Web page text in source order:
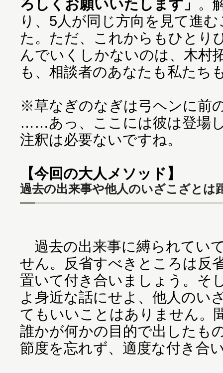
ろしくお願いいたします」 。
り、5人が同じ方向を見て進
た。ただ、これからもひとり
んでいくしかないのは、木村
も、相談者のあなたも私たち
※草なぎのなぎは弓ヘンに前
……あっ、ここには彼は登場
注釈は必要ないですね。
【今回の大人メソッド】
過去の出来事や他人のいざこざとは
過去の出来事に縛られてい
せん。反省すべきところは反
置いて付き合いましょう。そ
よ身近な話にせよ、他人のい
てもいいことはありません。
誰かが何かの目的で出したも
節度を忘れず、適度な付き合